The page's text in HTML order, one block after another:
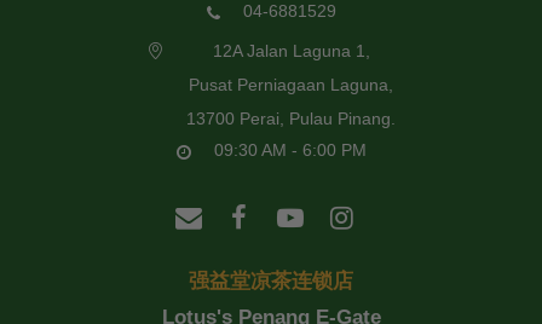
04-6881529
12A Jalan Laguna 1,
Pusat Perniagaan Laguna,
13700 Perai, Pulau Pinang.
09:30 AM - 6:00 PM
强益堂凉茶连锁店
Lotus's Penang E-Gate